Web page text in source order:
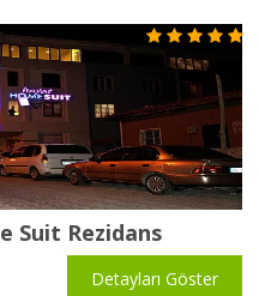
Suit Rezidans
Detayları Göster